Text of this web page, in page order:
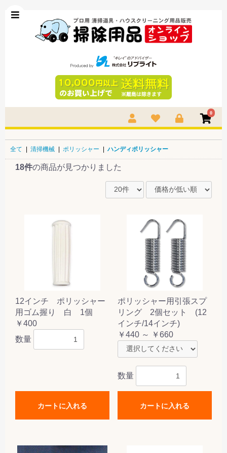
0
全て | 清掃機械 | ポリッシャー | ハンディポリッシャー
18件の商品が見つかりました
12インチ ポリッシャー
用ゴム握り 白 1個
￥400
数量
カートに入れる
ポリッシャー用引張スプ
リング 2個セット (12
インチ/14インチ)
￥440 ～ ￥660
数量
カートに入れる